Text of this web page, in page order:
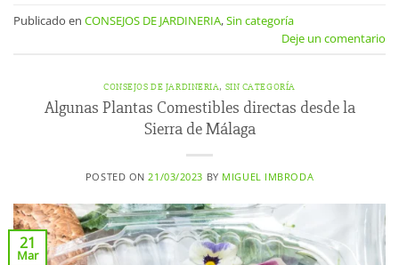
Publicado en CONSEJOS DE JARDINERIA,Sin categoría
Deje un comentario
CONSEJOS DE JARDINERIA, SIN CATEGORÍA
Algunas Plantas Comestibles directas desde la
Sierra de Málaga
POSTED ON21/03/2023 BY MIGUEL IMBRODA
21
Mar